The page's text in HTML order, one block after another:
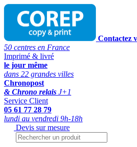
Contactez
50 centres en France
Imprimé & livré
le jour même
dans 22 grandes villes
Chronopost
& Chrono relais J+1
Service Client
05 61 77 28 79
lundi au vendredi 9h-18h
Devis sur mesure